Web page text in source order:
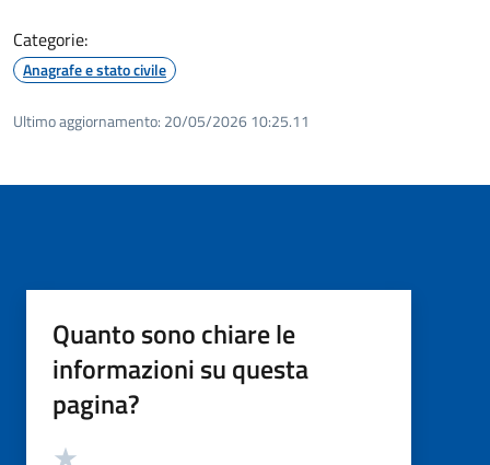
Categorie:
Anagrafe e stato civile
Ultimo aggiornamento: 20/05/2026 10:25.11
Quanto sono chiare le
informazioni su questa
pagina?
Valutazione